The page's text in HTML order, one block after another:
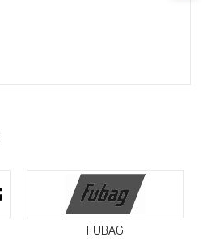
FUBAG